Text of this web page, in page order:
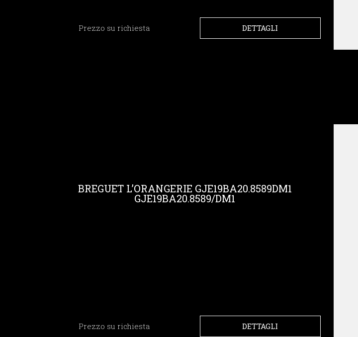
Prezzo su richiesta DETTAGLI
BREGUET L’ORANGERIE GJE19BA20.8589DM1
GJE19BA20.8589/DM1
Prezzo su richiesta DETTAGLI